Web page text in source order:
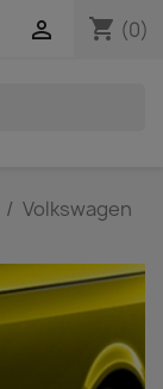
shopping_cart (0)

Volkswagen